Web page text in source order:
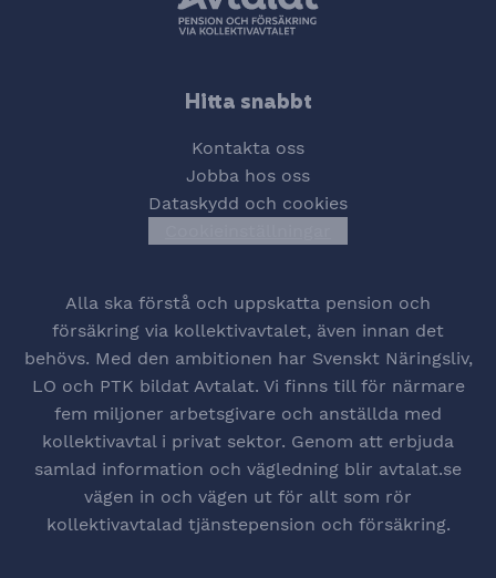
Hitta snabbt
Kontakta oss
Jobba hos oss
Dataskydd och cookies
Alla ska förstå och uppskatta pension och
försäkring via kollektivavtalet, även innan det
behövs. Med den ambitionen har Svenskt Näringsliv,
LO och PTK bildat Avtalat. Vi finns till för närmare
fem miljoner arbetsgivare och anställda med
kollektivavtal i privat sektor. Genom att erbjuda
samlad information och vägledning blir avtalat.se
vägen in och vägen ut för allt som rör
kollektivavtalad tjänstepension och försäkring.